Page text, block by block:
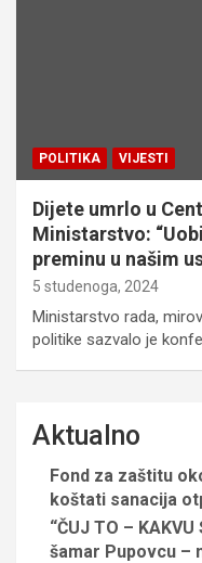
POLITIKA VIJESTI
Dijete umrlo u
Ministarstvo:
preminu u našim
5 studenoga, 2024
Ministarstvo rada,
politike sazvalo je
Aktualno
Fond za zaštitu
koštati sanacija
“ČUJ TO –
šamar Pupovcu –